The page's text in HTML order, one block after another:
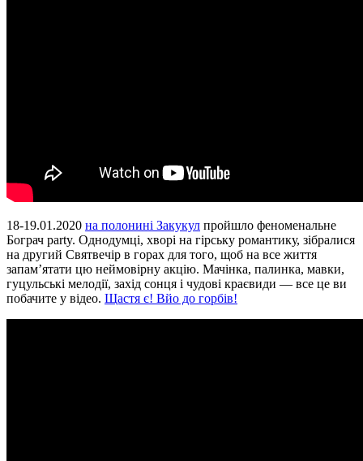
18-19.01.2020 на полонині Закукул пройшло феноменальне
Бограч party. Однодумці, хворі на гірську романтику, зібралися
на другий Святвечір в горах для того, щоб на все життя
запам’ятати цю неймовірну акцію. Мачінка, палинка, мавки,
гуцульські мелодії, захід сонця і чудові краєвиди — все це ви
побачите у відео. Щастя є! Вйо до горбів!